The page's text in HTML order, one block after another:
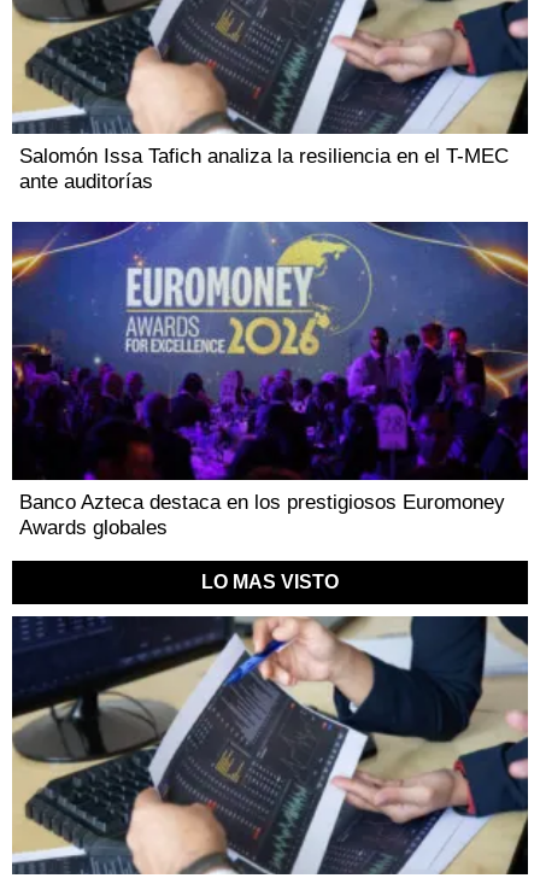
Salomón Issa Tafich analiza la resiliencia en el T-MEC
ante auditorías
Banco Azteca destaca en los prestigiosos Euromoney
Awards globales
LO MAS VISTO